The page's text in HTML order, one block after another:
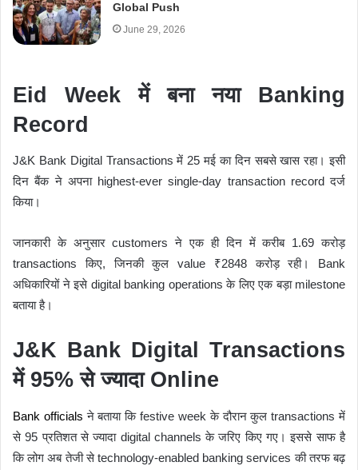
Global Push
June 29, 2026
Eid Week में बना नया Banking
Record
J&K Bank Digital Transactions में 25 मई का दिन सबसे खास रहा। इसी
दिन बैंक ने अपना highest-ever single-day transaction record दर्ज
किया।
जानकारी के अनुसार customers ने एक ही दिन में करीब 1.69 करोड़
transactions किए, जिनकी कुल value ₹2848 करोड़ रही। Bank
अधिकारियों ने इसे digital banking operations के लिए एक बड़ा milestone
बताया है।
J&K Bank Digital Transactions
में 95% से ज्यादा Online
Bank officials ने बताया कि festive week के दौरान कुल transactions में
से 95 प्रतिशत से ज्यादा digital channels के जरिए किए गए। इससे साफ है
कि लोग अब तेजी से technology-enabled banking services की तरफ बढ़